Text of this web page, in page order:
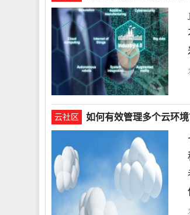
云社区 如何有效管理多个云环境